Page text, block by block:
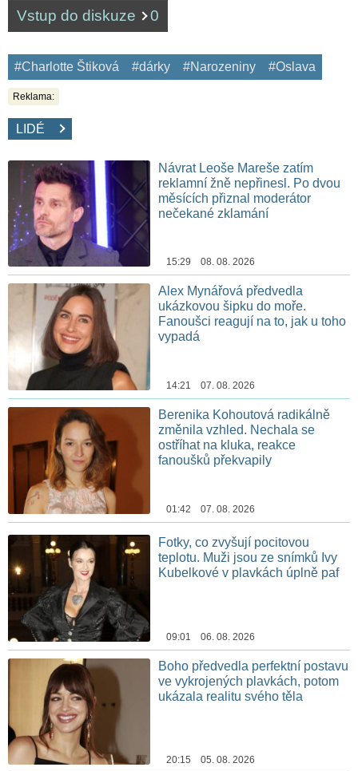
Vstup do diskuze 0
#Charlotte Štiková #dárky #Narozeniny #Oslava
Reklama:
LIDÉ
Návrat Leoše Mareše zatím
reklamní žně nepřinesl. Po dvou
měsících přiznal moderátor
nečekané zklamání
15:29 08. 08. 2026
Alex Mynářová předvedla
ukázkovou šipku do moře.
Fanoušci reagují na to, jak u toho
vypadá
14:21 07. 08. 2026
Berenika Kohoutová radikálně
změnila vzhled. Nechala se
ostříhat na kluka, reakce
fanoušků překvapily
01:42 07. 08. 2026
Fotky, co zvyšují pocitovou
teplotu. Muži jsou ze snímků Ivy
Kubelkové v plavkách úplně paf
09:01 06. 08. 2026
Boho předvedla perfektní postavu
ve vykrojených plavkách, potom
ukázala realitu svého těla
20:15 05. 08. 2026